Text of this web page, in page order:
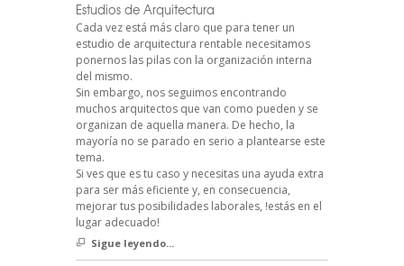
Estudios de Arquitectura
Cada vez está más claro que para tener un
estudio de arquitectura rentable necesitamos
ponernos las pilas con la organización interna
del mismo.
Sin embargo, nos seguimos encontrando
muchos arquitectos que van como pueden y se
organizan de aquella manera. De hecho, la
mayoría no se parado en serio a plantearse este
tema.
Si ves que es tu caso y necesitas una ayuda extra
para ser más eficiente y, en consecuencia,
mejorar tus posibilidades laborales, !estás en el
lugar adecuado!
Sigue leyendo...